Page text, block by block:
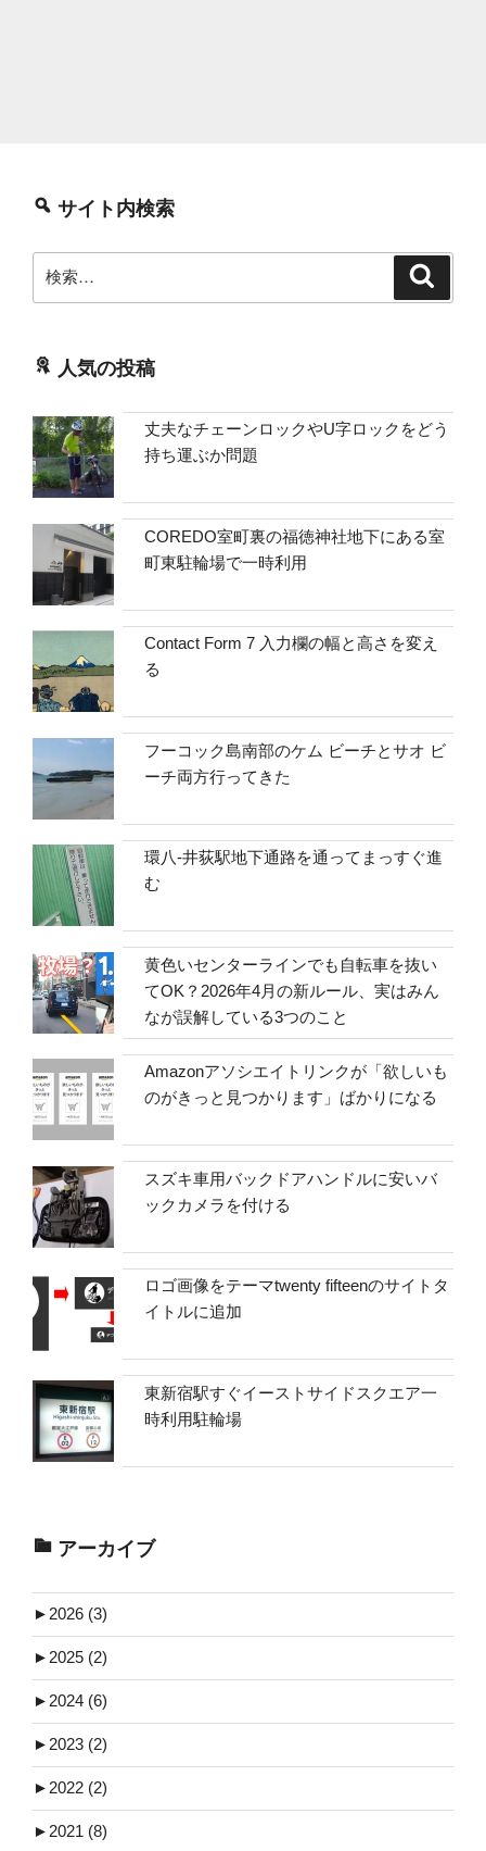
サイト内検索
索:
人気の投稿
丈夫なチェーンロックやU字ロックをどう
持ち運ぶか問題
COREDO室町裏の福徳神社地下にある室
町東駐輪場で一時利用
Contact Form 7 入力欄の幅と高さを変え
る
フーコック島南部のケム ビーチとサオ ビ
ーチ両方行ってきた
環八-井荻駅地下通路を通ってまっすぐ進
む
黄色いセンターラインでも自転車を抜い
てOK？2026年4月の新ルール、実はみん
なが誤解している3つのこと
Amazonアソシエイトリンクが「欲しいも
のがきっと見つかります」ばかりになる
スズキ車用バックドアハンドルに安いバ
ックカメラを付ける
ロゴ画像をテーマtwenty fifteenのサイトタ
イトルに追加
東新宿駅すぐイーストサイドスクエア一
時利用駐輪場
アーカイブ
► 2026 (3)
► 2025 (2)
► 2024 (6)
► 2023 (2)
► 2022 (2)
► 2021 (8)